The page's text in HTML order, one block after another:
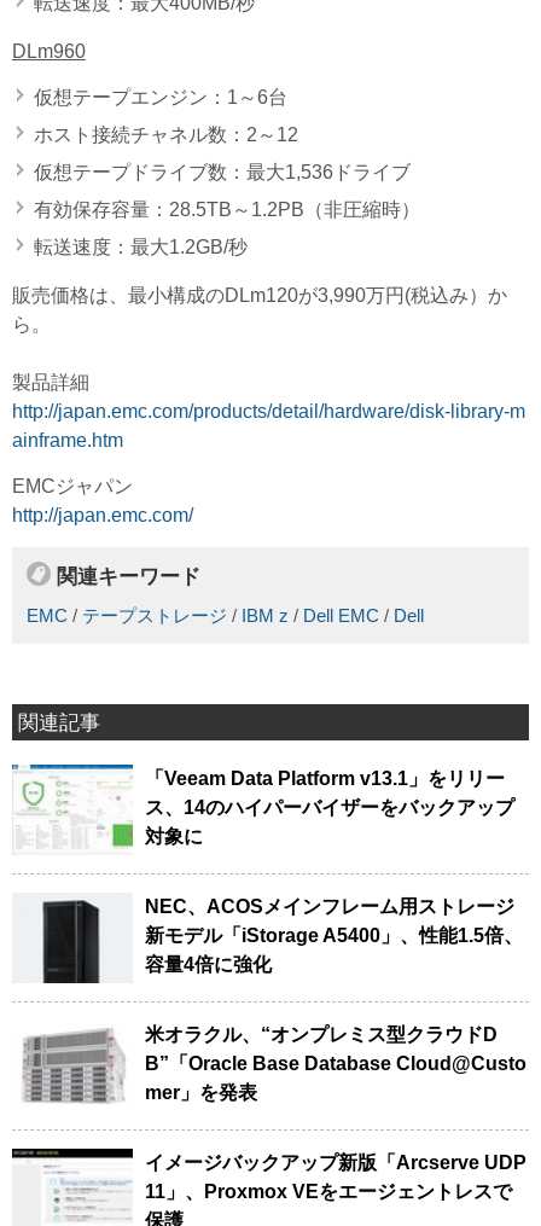
DLm960
仮想テープエンジン：1～6台
ホスト接続チャネル数：2～12
仮想テープドライブ数：最大1,536ドライブ
有効保存容量：28.5TB～1.2PB（非圧縮時）
転送速度：最大1.2GB/秒
販売価格は、最小構成のDLm120が3,990万円(税込み）か
ら。
製品詳細
http://japan.emc.com/products/detail/hardware/disk-library-m
ainframe.htm
EMCジャパン
http://japan.emc.com/
関連キーワード
EMC / テープストレージ / IBM z / Dell EMC / Dell
関連記事
「Veeam Data Platform v13.1」をリリー
ス、14のハイパーバイザーをバックアップ
対象に
NEC、ACOSメインフレーム用ストレージ
新モデル「iStorage A5400」、性能1.5倍、
容量4倍に強化
米オラクル、“オンプレミス型クラウドD
B”「Oracle Base Database Cloud@Custo
mer」を発表
イメージバックアップ新版「Arcserve UDP
11」、Proxmox VEをエージェントレスで
保護